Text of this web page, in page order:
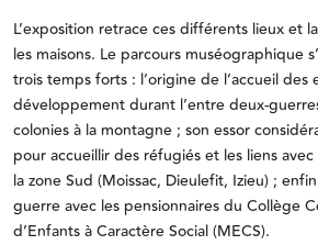
L’exposition retrace ces différents lieux et
les maisons. Le parcours muséographique
trois temps forts : l’origine de l’accueil des
développement durant l’entre deux-
colonies à la montagne ; son essor
pour accueillir des réfugiés et les liens avec
la zone Sud (Moissac, Dieulefit, Izieu) ;
guerre avec les pensionnaires du Collège
d’Enfants à Caractère Social (MECS).